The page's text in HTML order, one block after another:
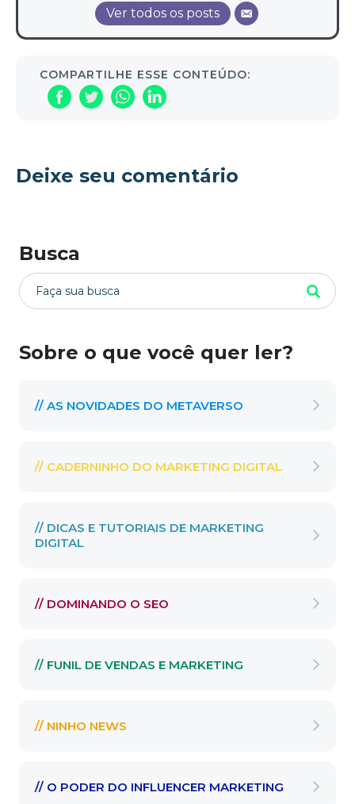
Ver todos os posts
COMPARTILHE ESSE CONTEÚDO:
Deixe seu comentário
Busca
Sobre o que você quer ler?
// AS NOVIDADES DO METAVERSO
// CADERNINHO DO MARKETING DIGITAL
// DICAS E TUTORIAIS DE MARKETING
DIGITAL
// DOMINANDO O SEO
// FUNIL DE VENDAS E MARKETING
// NINHO NEWS
// O PODER DO INFLUENCER MARKETING